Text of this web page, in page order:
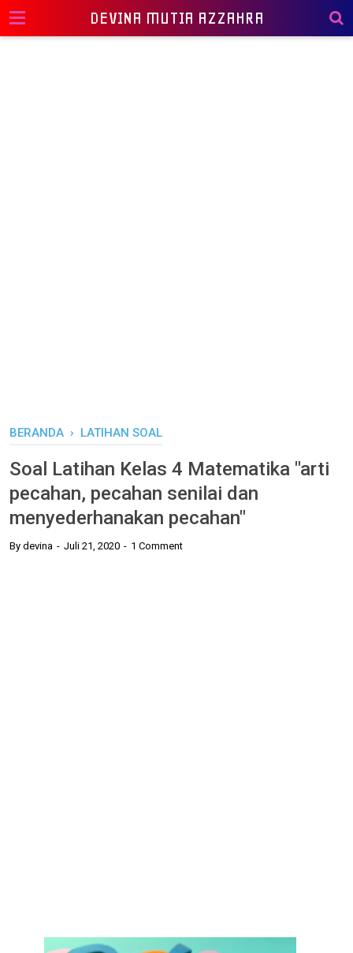
DEVINA MUTIA AZZAHRA
BERANDA › LATIHAN SOAL
Soal Latihan Kelas 4 Matematika "arti
pecahan, pecahan senilai dan
menyederhanakan pecahan"
By devina Juli 21, 2020 1 Comment